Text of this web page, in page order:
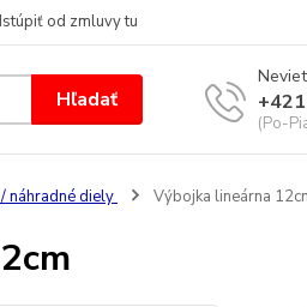
od zmluvy tu
Hľadať
(Po-
náhradné diely Výbojka lineárna